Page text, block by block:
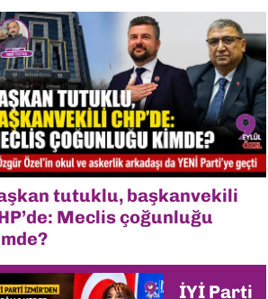
tutuklu, başkanvekili
Meclis çoğunluğu
İYİ Parti